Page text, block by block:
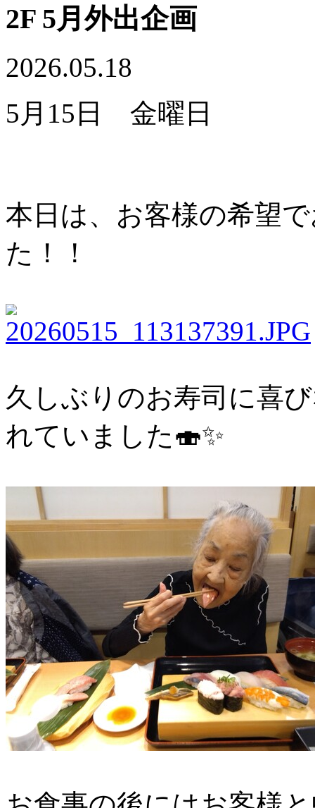
2F 5月外出企画
2026.05.18
5月15日 金曜日
本日は、お客様の希望
た！！
久しぶりのお寿司に喜
れていました🍣✨